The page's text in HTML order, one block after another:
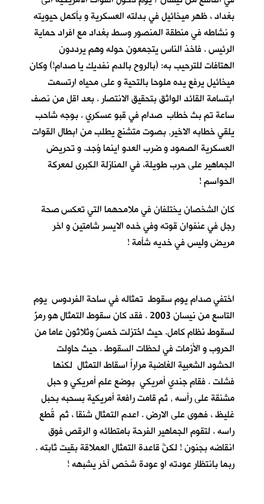
بغداد ، ظهر ميخائيل في بدلته العسكرية و بأكمل حيويته
و نشاطه في منطقة المنصور وسط بغداد مع افراد حماية
الرئيس . فاخذ الناس يتجمعون حوله وهم يرددون
الهتافات للترحيب به: (بالروح بالدم نفديك يا صدام!) وكان
ميخائيل يرفع يده ملوحا بالتحية و على محياه ارتسمت
ابتسامة القائد الواثق بتحقيق الانتصار . بعد اقل من نصف
ساعة تم بث خطاب صدام في قبو عسكري . بوجه شاحب
يلقي خطابه الاخير, بصوت متشنج يطلب من ابطال القوات
العسكرية الصمود و ضرب العدو اينما وُجد. و تحريض
الجماهير على حرب طويلة، في المنازلة الكبرى لمعركة
الحواسم !
كان الشخصان يختلفان في ملامحهما التي تعكس صحة
رجل في عنفوان قوته وفي خده الايسر شامتين و اخر
مريض وليس في خديه شأمة !
اختفي صدام يوم سقوط تمثاله في ساحة الفردوس يوم
التاسع من نيسان 2003 . فقد كان سقوط التمثال هو رمزٌ
لسقوط نظام كامل. حيث اخُتزلت خمسٌ وثلاثون عاما من
الحروب و الأزمات في لحظات السقوط . حيث حاولت
الحشود الشعبية الغاضبة مراراً اسقاط التمثال لكنها
فشلت . فقام جندي أمريكي بوضع علم أمريكي و حبل
مشنقة على رأسه , ثم قامت رافعة أمريكية بسحبه بحبل
غليظ ، فهوى على الارض . اعدم التمثال شنقا ، ثم قُطع
راسه . لتقوم الجماهير الفرحة بامتطائه و الرقص فوق
انقاضه بجنون ! لكنَّ قاعدة التمثال العملاقة بقيت ثابته .
ربما بانتظار عودته او عودة شخصٍ آخر يشبهه !